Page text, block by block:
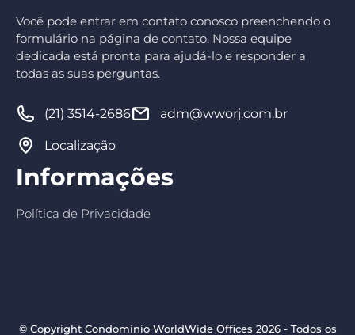
Você pode entrar em contato conosco preenchendo o
formulário na página de contato. Nossa equipe
dedicada está pronta para ajudá-lo e responder a
todas as suas perguntas.
(21) 3514-2686 adm@wworj.com.br
Localização
Informações
Política de Privacidade
© Copyright Condomínio WorldWide Offices 2026 - Todos os